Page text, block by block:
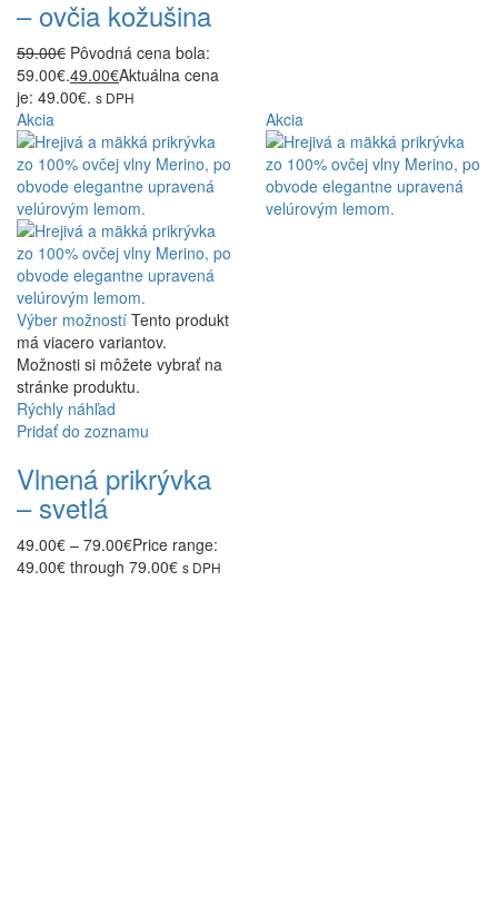
– ovčia kožušina
59.00€ Pôvodná cena bola:
59.00€.49.00€Aktuálna cena
je: 49.00€. s DPH
Akcia
Výber možností Tento produkt
má viacero variantov.
Možnosti si môžete vybrať na
stránke produktu.
Rýchly náhľad
Pridať do zoznamu
Vlnená prikrývka
– svetlá
49.00€ – 79.00€Price range:
49.00€ through 79.00€ s DPH
Akcia